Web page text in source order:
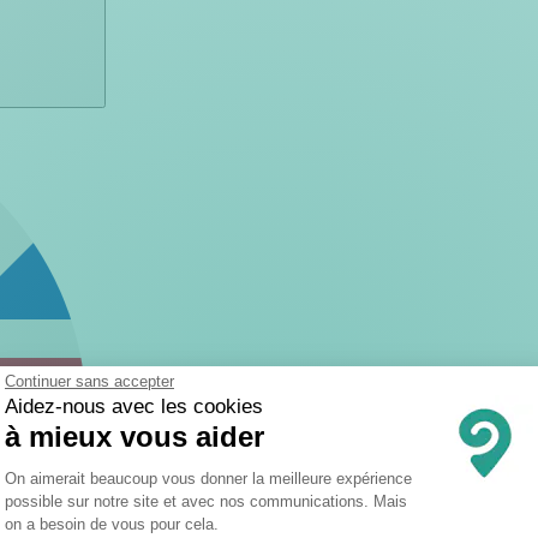
Continuer sans accepter
Aidez-nous avec les cookies
à mieux vous aider
Plateforme de Gestion du
On aimerait beaucoup vous donner la meilleure expérience
possible sur notre site et avec nos communications. Mais
on a besoin de vous pour cela.